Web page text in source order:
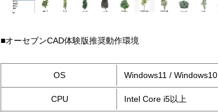
■オーセブンCAD体験版推奨動作環境
OS Windows11 / Windows10
CPU Intel Core i5以上